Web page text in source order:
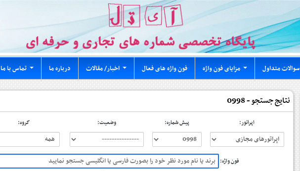
تماس با ما درباره ما اخبار/ مقالات فون واژه های فعال مزایای فون واژه سوالات متداول
نتایج جستجو - 0998
اپراتور: پیش شماره: وضعیت: گروه:
فون واژه: